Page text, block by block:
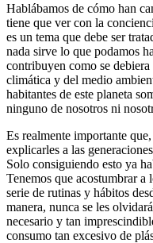
Hablábamos de cómo han
tiene que ver con la
es un tema que debe ser
nada sirve lo que podamos
contribuyen como se
climática y del medio
habitantes de este planeta
ninguno de nosotros ni
Es realmente importante
explicarles a las
Solo consiguiendo esto ya
Tenemos que acostumbrar a
serie de rutinas y hábitos
manera, nunca se les
necesario y tan
consumo tan excesivo de